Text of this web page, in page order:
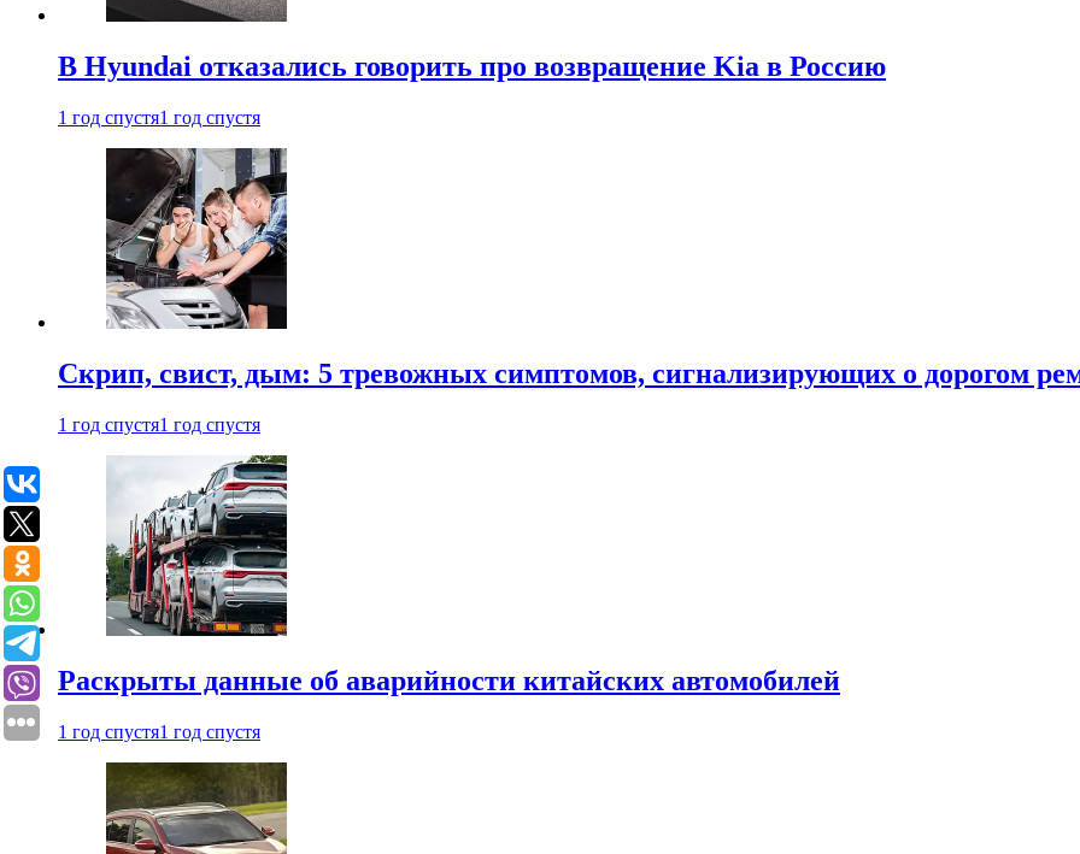
В Hyundai отказались говорить про возвращение Kia в Россию
1 год спустя1 год спустя
Скрип, свист, дым: 5 тревожных симптомов, сигнализирующих о дорогом
1 год спустя1 год спустя
Раскрыты данные об аварийности китайских автомобилей
1 год спустя1 год спустя